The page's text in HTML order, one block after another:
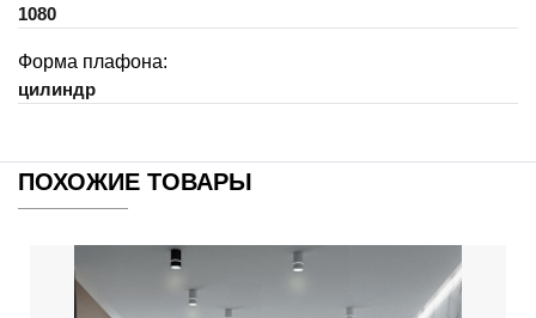
1080
Форма плафона:
цилиндр
ПОХОЖИЕ ТОВАРЫ